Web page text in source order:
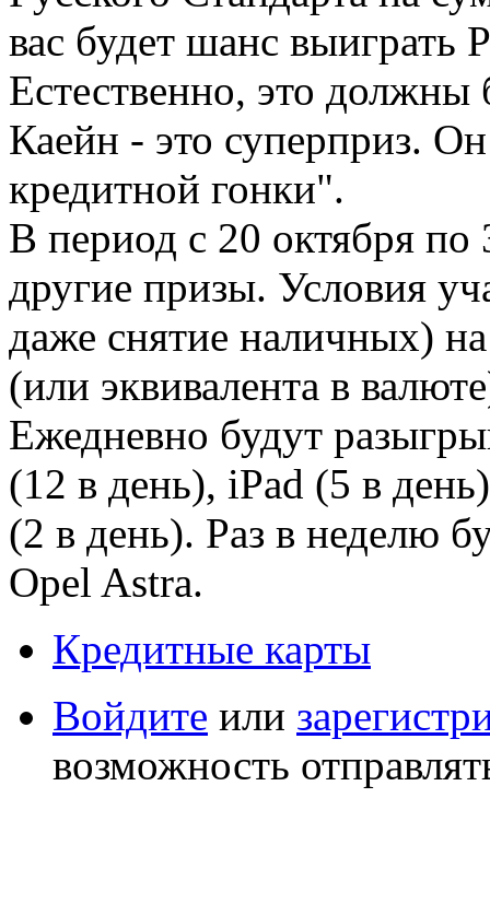
вас будет шанс выиграть
Естественно, это
Каейн - это суперприз.
кредитной гонки".
В период с 20 октября
другие призы. Условия
даже снятие наличных)
(или эквивалента в
Ежедневно будут
(12 в день), iPad (5 в
(2 в день). Раз в неделю
Opel Astra.
Кредитные карты
Войдите или
возможность